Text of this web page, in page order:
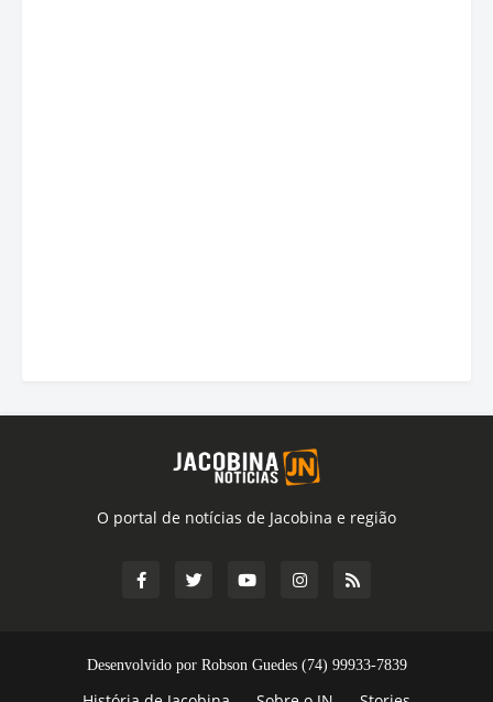
O portal de notícias de Jacobina e região
Desenvolvido por Robson Guedes (74) 99933-7839